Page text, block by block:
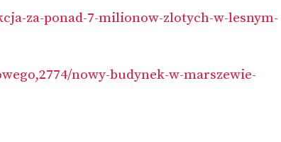
za-ponad-7-milionow-zlotych-w-lesnym-
nowy-budynek-w-marszewie-